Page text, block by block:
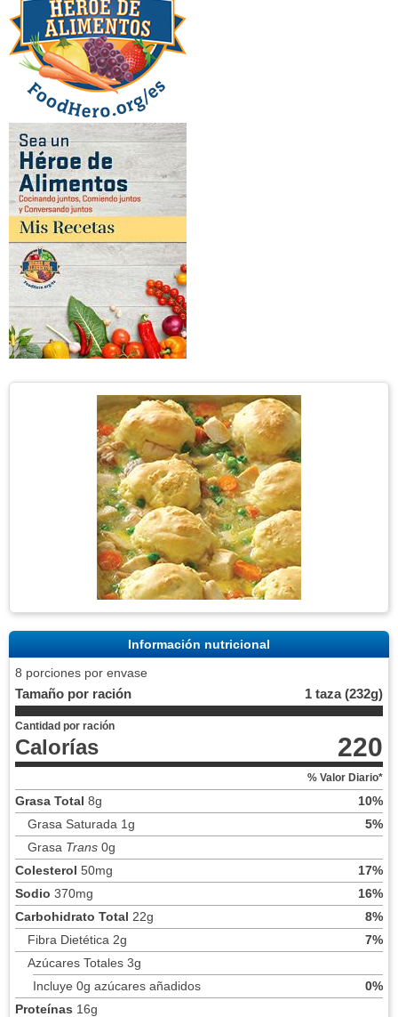
Información nutricional
8 porciones por envase
Tamaño por ración 1 taza (232g)
Cantidad por ración
Calorías 220
% Valor Diario*
Grasa Total 8g
10%
Grasa Saturada 1g
5%
Grasa Trans0g
Colesterol 50mg
17%
Sodio 370mg
16%
Carbohidrato Total 22g
8%
Fibra Dietética 2g
7%
Azúcares Totales 3g
Incluye 0g azúcares añadidos
0%
Proteínas 16g